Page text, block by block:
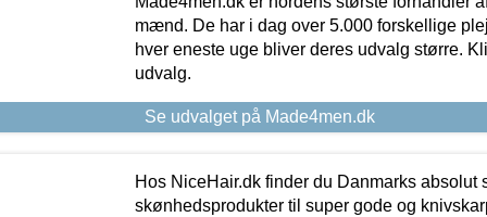
mænd. De har i dag over 5.000 forskellige
hver eneste uge bliver deres udvalg større.
udvalg.
Se udvalget på Made4men.dk
Hos NiceHair.dk finder du Danmarks absolut
skønhedsprodukter til super gode og